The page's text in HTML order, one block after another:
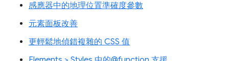
感應器中的地理位置準確度參數
元素面板改善
更輕鬆地偵錯複雜的 CSS 值